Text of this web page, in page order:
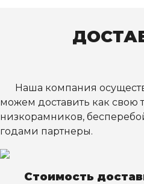
Наша компания
можем доставить как свою
низкорамников,
годами партнеры.
Стоимость